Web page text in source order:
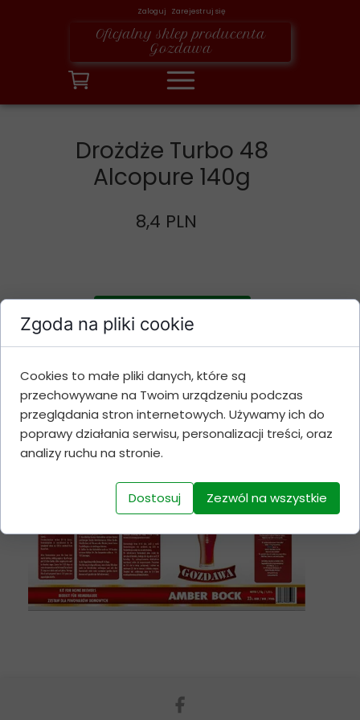
Zaloguj Zarejestruj się
Oficjalny sklep producenta
Gozdawa
Dodaj do koszyka
8,4 PLN
Drożdże Turbo 48
Alcopure 140g
Zgoda na pliki cookie
Cookies to małe pliki danych, które są
przechowywane na Twoim urządzeniu podczas
przeglądania stron internetowych. Używamy ich do
poprawy działania serwisu, personalizacji treści, oraz
analizy ruchu na stronie.
Dostosuj Zezwól na wszystkie